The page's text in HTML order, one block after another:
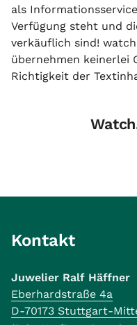
als
Verfügung steht und
verkäuflich sind!
übernehmen keinerlei
Richtigkeit der
Kontakt
Juwelier Ralf Häffner
Eberhardstraße 4a
D-70173 Stuttgart-